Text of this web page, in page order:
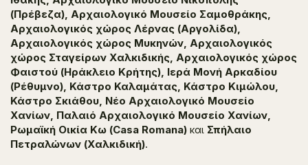
(Πρέβεζα), Αρχαιολογικό Μουσείο Σαμοθράκης,
Αρχαιολογικός χώρος Λέρνας (Αργολίδα),
Αρχαιολογικός χώρος Μυκηνών, Αρχαιολογικός
χώρος Σταγείρων Χαλκιδικής, Αρχαιολογικός χώρος
Φαιστού (Ηράκλειο Κρήτης), Ιερά Μονή Αρκαδίου
(Ρέθυμνο), Κάστρο Καλαμάτας, Κάστρο Κιμώλου,
Κάστρο Σκιάθου, Νέο Αρχαιολογικό Μουσείο
Χανίων, Παλαιό Αρχαιολογικό Μουσείο Χανίων,
Ρωμαϊκή Οικία Κω (Casa Romana) και Σπήλαιο
Πετραλώνων (Χαλκιδική).